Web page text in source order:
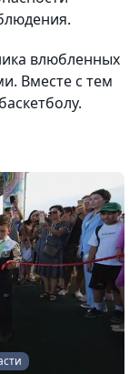
влюбленных
Вместе с тем